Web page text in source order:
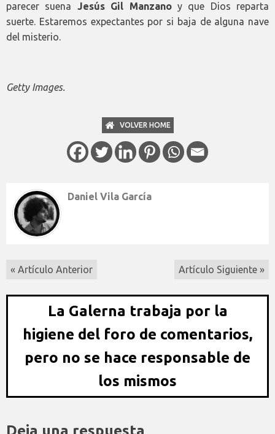
parecer suena Jesús Gil Manzanoy que Dios reparta
suerte. Estaremos expectantes por si baja de alguna nave
del misterio.
Getty Images.
VOLVER HOME
Daniel Vila García
« Artículo Anterior Artículo Siguiente »
La Galerna trabaja por la
higiene del foro de comentarios,
pero no se hace responsable de
los mismos